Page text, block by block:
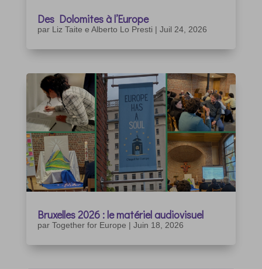
Des Dolomites à l’Europe
par Liz Taite e Alberto Lo Presti | Juil 24, 2026
Bruxelles 2026 : le matériel audiovisuel
par Together for Europe | Juin 18, 2026